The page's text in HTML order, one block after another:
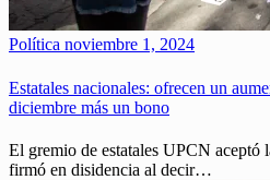
Política noviembre 1, 2024
Estatales nacionales: ofrecen un
diciembre más un bono
El gremio de estatales UPCN aceptó
firmó en disidencia al decir…